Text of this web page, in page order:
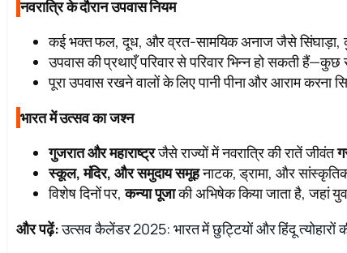
नवरात्रि के दौरान उपवास नियम
कई भक्त फल, दूध, और व्रत-सामयिक अनाज जैसे सिंघाड़ा,
उपवास की प्रथाएँ परिवार से परिवार भिन्न हो सकती
पूरा उपवास रखने वालों के लिए पानी पीना और आराम करना
भारत में उत्सव का जश्न
गुजरात और महाराष्ट्रजैसे राज्यों में नवरात्रि की रातें जीवंत
स्कूल, मंदिर, और समुदाय समूहनाटक, ड्रामा, और
विशेष दिनों पर,कन्या पूजाकी अभिषेक किया जाता है, जहां
और पढ़ें:उत्सव कैलेंडर 2025: भारत में छुट्टियों और हिंदू त्योहारों